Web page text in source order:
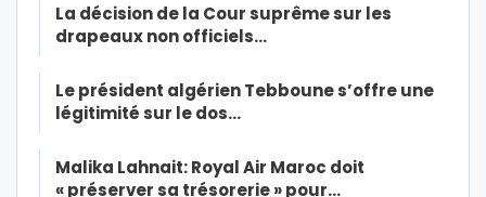
La décision de la Cour suprême sur les
drapeaux non officiels…
Le président algérien Tebboune s’offre une
légitimité sur le dos…
Malika Lahnait: Royal Air Maroc doit
« préserver sa trésorerie » pour…